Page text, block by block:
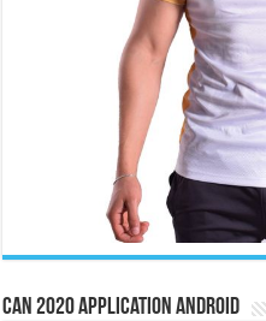
CAN 2020 Application Android